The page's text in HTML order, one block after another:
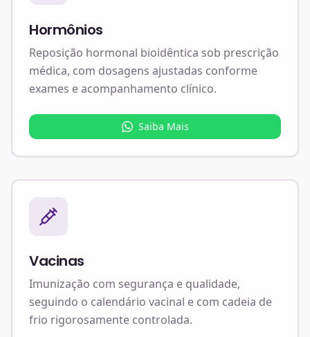
Hormônios
Reposição hormonal bioidêntica sob prescrição
médica, com dosagens ajustadas conforme
exames e acompanhamento clínico.
Saiba Mais
Vacinas
Imunização com segurança e qualidade,
seguindo o calendário vacinal e com cadeia de
frio rigorosamente controlada.